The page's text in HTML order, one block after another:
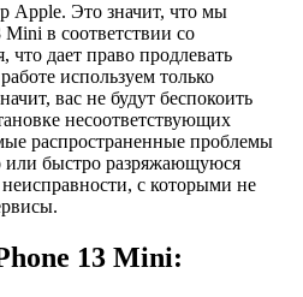
Это значит, что мы
в соответствии со
что дает право продлевать
используем только
вас не будут беспокоить
несоответствующих
распространенные проблемы
или быстро разряжающуюся
с которыми не
13 Mini: